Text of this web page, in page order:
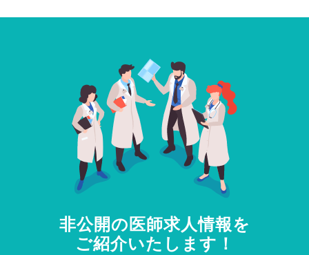
非公開の医師求人情報を
ご紹介いたします！